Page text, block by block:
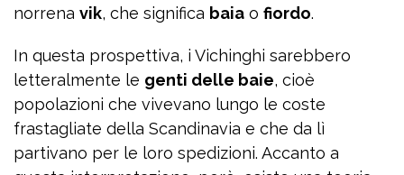
norrena vik, che significa baia o fiordo.
In questa prospettiva, i Vichinghi sarebbero
letteralmente le genti delle baie, cioè
popolazioni che vivevano lungo le coste
frastagliate della Scandinavia e che da lì
partivano per le loro spedizioni. Accanto a